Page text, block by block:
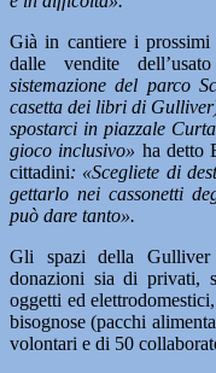
Già in cantiere i
dalle vendite
sistemazione del parco
casetta dei libri di
spostarci in piazzale
gioco inclusivo» ha detto
cittadini: «Scegliete di
gettarlo nei cassonetti
può dare tanto».
Gli spazi della Gulliver
donazioni sia di privati,
oggetti ed
bisognose (pacchi
volontari e di 50